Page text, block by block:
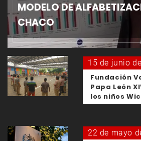
MODELO DE
CHACO
15 de junio
Fundación
Papa León
los niños
22 de mayo